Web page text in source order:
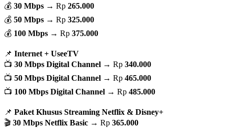
💰 30 Mbps → Rp 265.000
💰 50 Mbps → Rp 325.000
💰 100 Mbps → Rp 375.000
📌 Internet + UseeTV
📺 30 Mbps Digital Channel → Rp 340.000
📺 50 Mbps Digital Channel → Rp 465.000
📺 100 Mbps Digital Channel → Rp 485.000
📌 Paket Khusus Streaming Netflix & Disney+
🎬 30 Mbps Netflix Basic → Rp 365.000